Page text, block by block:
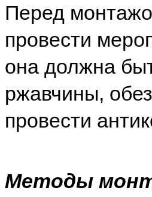
Перед
провести
она должна
ржавчины,
провести
Методы